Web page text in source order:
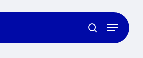
search
Menu